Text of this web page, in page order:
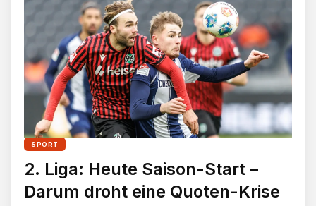
SPORT
2. Liga: Heute Saison-Start –
Darum droht eine Quoten-Krise